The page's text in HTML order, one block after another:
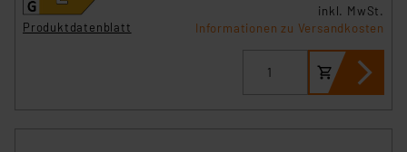
Produktdatenblatt
inkl. MwSt.
Informationen zu Versandkosten